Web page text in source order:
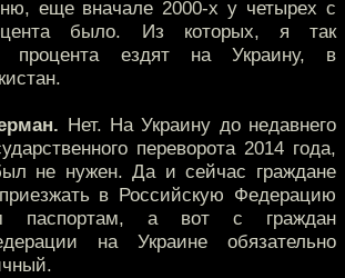
еще вначале 2000-х у четырех с
было. Из которых, я так
процента ездят на Украину, в
Нет. На Украину до недавнего
переворота 2014 года,
не нужен. Да и сейчас граждане
в Российскую Федерацию
паспортам, а вот с граждан
на Украине обязательно